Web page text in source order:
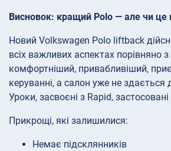
Висновок: кращий Polo — але чи це
Новий Volkswagen Polo liftback
всіх важливих аспектах порівняно
комфортніший, привабливіший,
керуванні, а салон уже не здається
Уроки, засвоєні з Rapid,
Прикрощі, які залишилися:
Немає підсклянників